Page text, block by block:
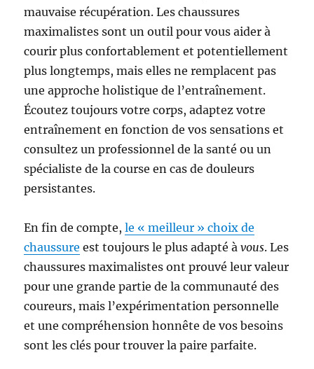
mauvaise récupération. Les chaussures
maximalistes sont un outil pour vous aider à
courir plus confortablement et potentiellement
plus longtemps, mais elles ne remplacent pas
une approche holistique de l’entraînement.
Écoutez toujours votre corps, adaptez votre
entraînement en fonction de vos sensations et
consultez un professionnel de la santé ou un
spécialiste de la course en cas de douleurs
persistantes.
En fin de compte,le « meilleur » choix de
chaussure est toujours le plus adapté àvous. Les
chaussures maximalistes ont prouvé leur valeur
pour une grande partie de la communauté des
coureurs, mais l’expérimentation personnelle
et une compréhension honnête de vos besoins
sont les clés pour trouver la paire parfaite.